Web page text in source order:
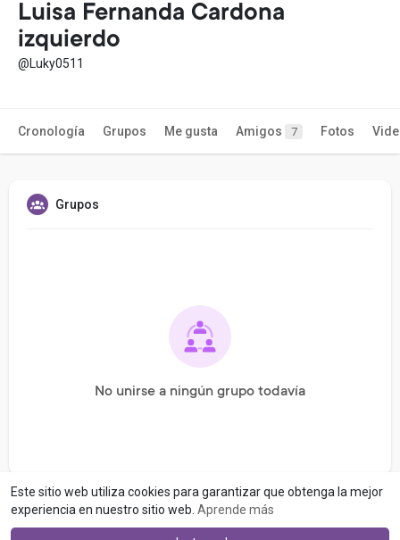
Este sitio web utiliza cookies para garantizar que obtenga la mejor
experiencia en nuestro sitio web. Aprende más
Luisa Fernanda Cardona
izquierdo
@Luky0511
Cronología Grupos Me gusta Amigos 7 Fotos
Grupos
No unirse a ningún grupo todavía